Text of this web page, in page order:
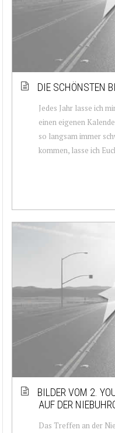
DIE SCHÖNSTEN
Jedes Jahr lasse ich
einen eigenen
so langsam immer
kommen, lasse ich
BILDER VOM 2.
AUF DER
Das Treffen an der